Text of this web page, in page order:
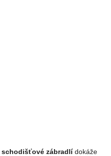
schodišťové zábradlídokáže